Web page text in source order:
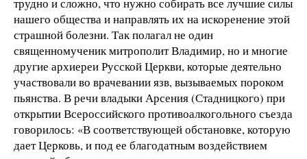
нашего общества и направлять их на искоренение этой
страшной болезни. Так полагал не один
священномученик митрополит Владимир, но и многие
другие архиереи Русской Церкви, которые деятельно
участвовали во врачевании язв, вызываемых пороком
пьянства. В речи владыки Арсения (Стадницкого) при
открытии Всероссийского противоалкогольного съезда
говорилось: «В соответствующей обстановке, которую
дает Церковь, и под ее благодатным воздействием